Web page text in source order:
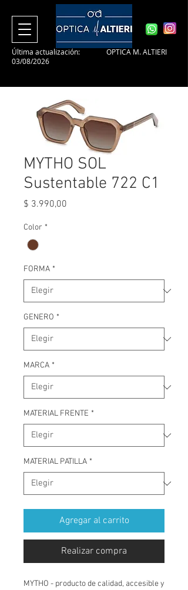
Última actualización:
03/08/2026
OPTICA M. ALTIERI
MYTHO SOL
Sustentable 722 C1
$ 3.990,00
Color *
FORMA *
GENERO *
MARCA *
MATERIAL FRENTE *
MATERIAL PATILLA *
Agregar al carrito
Realizar compra
MYTHO - producto de calidad, accesible y